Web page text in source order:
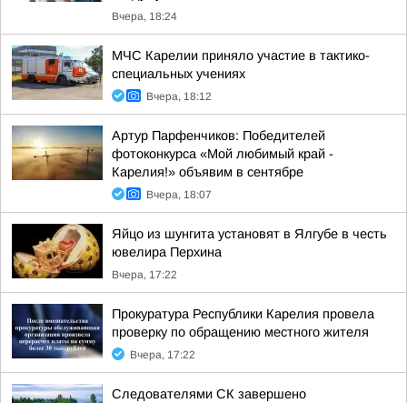
Вчера, 18:24
МЧС Карелии приняло участие в тактико-
специальных учениях
Вчера, 18:12
Артур Парфенчиков: Победителей
фотоконкурса «Мой любимый край -
Карелия!» объявим в сентябре
Вчера, 18:07
Яйцо из шунгита установят в Ялгубе в честь
ювелира Перхина
Вчера, 17:22
Прокуратура Республики Карелия провела
проверку по обращению местного жителя
Вчера, 17:22
Следователями СК завершено